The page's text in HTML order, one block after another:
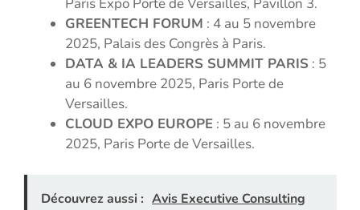
Paris Expo Porte de Versailles, Pavillon 3.
GREENTECH FORUM : 4 au 5 novembre
2025, Palais des Congrès à Paris.
DATA & IA LEADERS SUMMIT PARIS : 5
au 6 novembre 2025, Paris Porte de
Versailles.
CLOUD EXPO EUROPE : 5 au 6 novembre
2025, Paris Porte de Versailles.
Découvrez aussi : Avis Executive Consulting